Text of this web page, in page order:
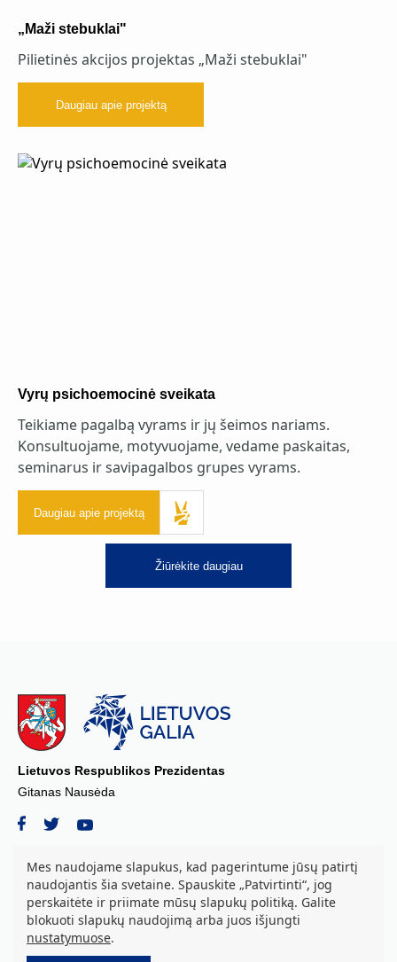
„Maži stebuklai"
Pilietinės akcijos projektas „Maži stebuklai"
Daugiau apie projektą
Vyrų psichoemocinė sveikata
Teikiame pagalbą vyrams ir jų šeimos nariams.
Konsultuojame, motyvuojame, vedame paskaitas,
seminarus ir savipagalbos grupes vyrams.
Daugiau apie projektą
Žiūrėkite daugiau
Lietuvos Respublikos Prezidentas
Gitanas Nausėda
© 2026 Lietuvos Respublikos Prezidento kanceliarija, biudžetinė įstaiga.
Visos teisės saugomos.
S. Daukanto a. 3, LT-01122 Vilnius tel. +37069842639, el. paštas:
aurika.grozova@prezidentas.lt
Duomenys kaupiami ir saugomi Juridinių asmenų registre. Juridinio
Mes naudojame slapukus, kad pagerintume jūsų patirtį
naudojantis šia svetaine. Spauskite „Patvirtinti“, jog
perskaitėte ir priimate mūsų slapukų politiką. Galite
blokuoti slapukų naudojimą arba juos išjungti
nustatymuose.